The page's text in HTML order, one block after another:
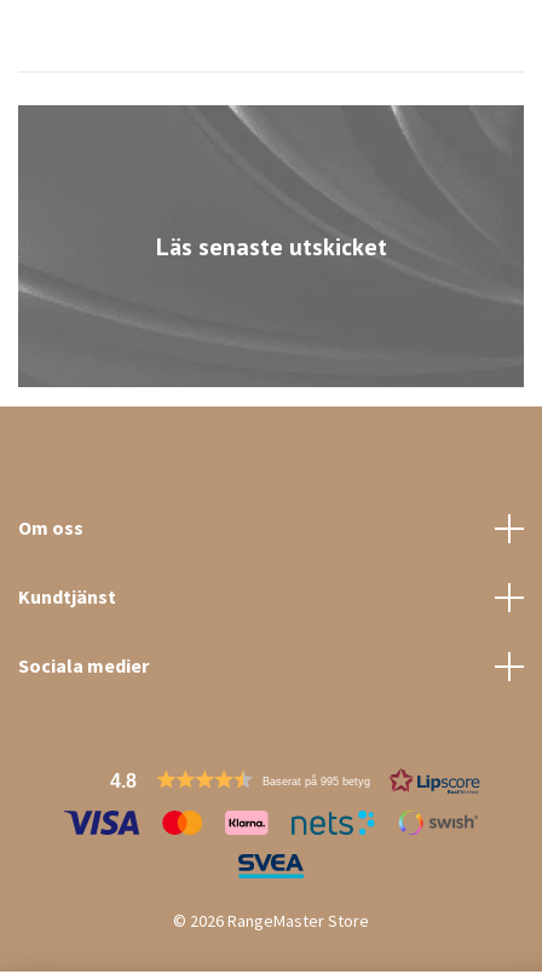
Läs senaste utskicket
Om oss
Kundtjänst
Sociala medier
© 2026 RangeMaster Store
4.8 Baserat på 995 betyg